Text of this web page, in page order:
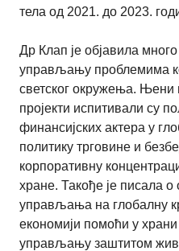
тела од 2021. до 2023.
Др Клап је објавила
управљању проблемима
светског окружења. Њени
пројекти испитивали су
финансијских актера у
политику трговине и
корпоративну
хране. Такође је писала
управљања на глобалну
економији помоћи у
управљању заштитом